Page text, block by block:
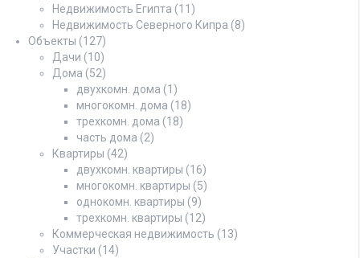
Недвижимость Египта (11)
Недвижимость Северного Кипра (8)
Объекты (127)
Дачи (10)
Дома (52)
двухкомн. дома (1)
многокомн. дома (18)
трехкомн. дома (18)
часть дома (2)
Квартиры (42)
двухкомн. квартиры (16)
многокомн. квартиры (5)
однокомн. квартиры (9)
трехкомн. квартиры (12)
Коммерческая недвижимость (13)
Участки (14)